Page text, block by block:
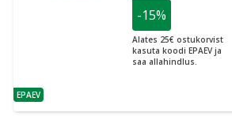
nõuanne
EPAEV
-15%
Alates 25€ ostukorvist
kasuta koodi EPAEV ja
saa allahindlus.